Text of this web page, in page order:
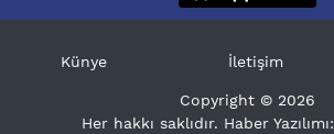
Künye İletişim
Copyright © 2026
Her hakkı saklıdır. Haber Yazılımı: